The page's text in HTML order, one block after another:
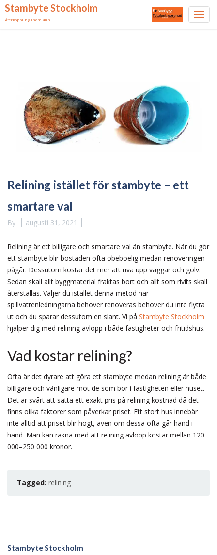
Stambyte Stockholm
Återkoppling inom 48h
Relining istället för stambyte – ett
smartare val
By augusti 31, 2021
Relining är ett billigare och smartare val än stambyte. När du gör
ett stambyte blir bostaden ofta obeboelig medan renoveringen
pågår. Dessutom kostar det mer att riva upp väggar och golv.
Sedan skall allt byggmaterial fraktas bort och allt som rivits skall
återställas. Väljer du istället denna metod när
spillvattenledningarna behöver renoveras behöver du inte flytta
ut och du sparar dessutom en slant. Vi på Stambyte Stockholm
hjälper dig med relining avlopp i både fastigheter och fritidshus.
Vad kostar relining?
Ofta är det dyrare att göra ett stambyte medan relining är både
billigare och vänligare mot de som bor i fastigheten eller huset.
Det är svårt att sätta ett exakt pris på relining kostnad då det
finns olika faktorer som påverkar priset. Ett stort hus innebär
inte alltid att priset blir högt, även om dessa ofta går hand i
hand. Man kan räkna med att relining avlopp kostar mellan 120
000–250 000 kronor.
Tagged: relining
Stambyte Stockholm